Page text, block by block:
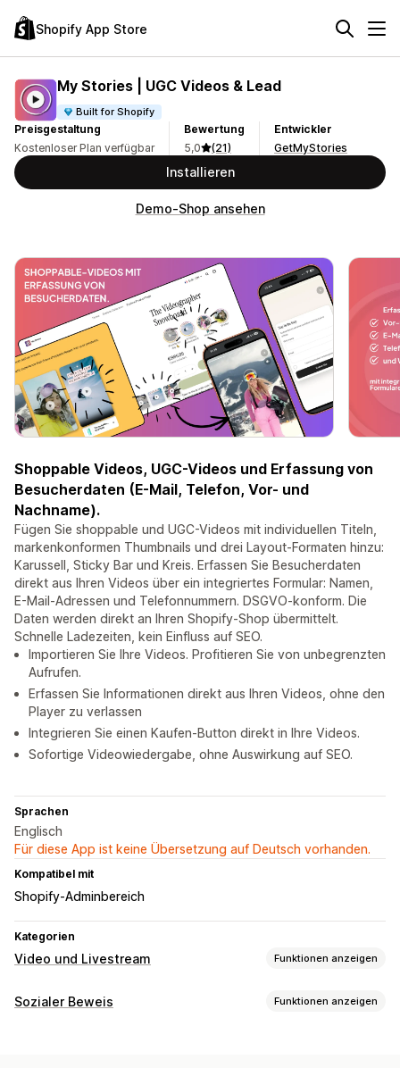
Shopify App Store
My Stories | UGC Videos & Lead
Built for Shopify
Preisgestaltung
Kostenloser Plan verfügbar
Bewertung
5,0
(21)
Entwickler
GetMyStories
Installieren
Demo-Shop ansehen
Shoppable Videos, UGC-Videos und Erfassung von
Besucherdaten (E-Mail, Telefon, Vor- und
Nachname).
Fügen Sie shoppable und UGC-Videos mit individuellen Titeln,
markenkonformen Thumbnails und drei Layout-Formaten hinzu:
Karussell, Sticky Bar und Kreis. Erfassen Sie Besucherdaten
direkt aus Ihren Videos über ein integriertes Formular: Namen,
E-Mail-Adressen und Telefonnummern. DSGVO-konform. Die
Daten werden direkt an Ihren Shopify-Shop übermittelt.
Schnelle Ladezeiten, kein Einfluss auf SEO.
Importieren Sie Ihre Videos. Profitieren Sie von unbegrenzten
Aufrufen.
Erfassen Sie Informationen direkt aus Ihren Videos, ohne den
Player zu verlassen
Integrieren Sie einen Kaufen-Button direkt in Ihre Videos.
Sofortige Videowiedergabe, ohne Auswirkung auf SEO.
Sprachen
Englisch
Für diese App ist keine Übersetzung auf Deutsch vorhanden.
Kompatibel mit
Shopify-Adminbereich
Kategorien
Video und Livestream Funktionen anzeigen
Videoverwaltung
Sozialer Beweis Funktionen anzeigen